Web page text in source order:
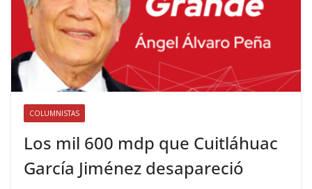
COLUMNISTAS
Los mil 600 mdp que Cuitláhuac
García Jiménez desapareció